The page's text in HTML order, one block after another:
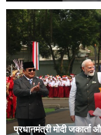
प्रधानमंत्री मोदी जकार्ता